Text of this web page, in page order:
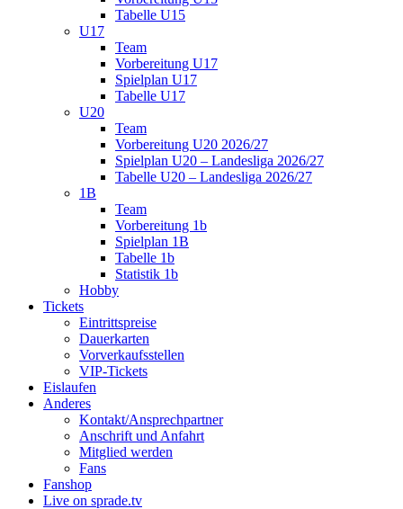
Tabelle U15
U17
Team
Vorbereitung U17
Spielplan U17
Tabelle U17
U20
Team
Vorbereitung U20 2026/27
Spielplan U20 – Landesliga 2026/27
Tabelle U20 – Landesliga 2026/27
1B
Team
Vorbereitung 1b
Spielplan 1B
Tabelle 1b
Statistik 1b
Hobby
Tickets
Eintrittspreise
Dauerkarten
Vorverkaufsstellen
VIP-Tickets
Eislaufen
Anderes
Kontakt/Ansprechpartner
Anschrift und Anfahrt
Mitglied werden
Fans
Fanshop
Live on sprade.tv